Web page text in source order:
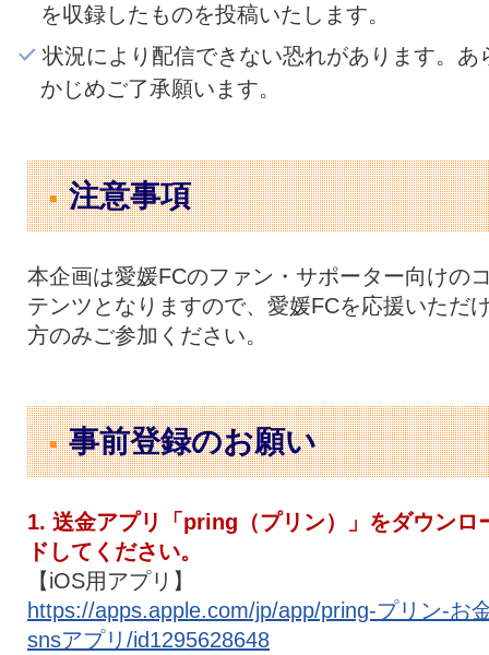
を収録したものを投稿いたします。
状況により配信できない恐れがあります。あ
かじめご了承願います。
注意事項
本企画は愛媛FCのファン・サポーター向けの
テンツとなりますので、愛媛FCを応援いただ
方のみご参加ください。
事前登録のお願い
1. 送金アプリ「pring（プリン）」をダウンロ
ドしてください。
【iOS用アプリ】
https://apps.apple.com/jp/app/pring-プリン-お
snsアプリ/id1295628648